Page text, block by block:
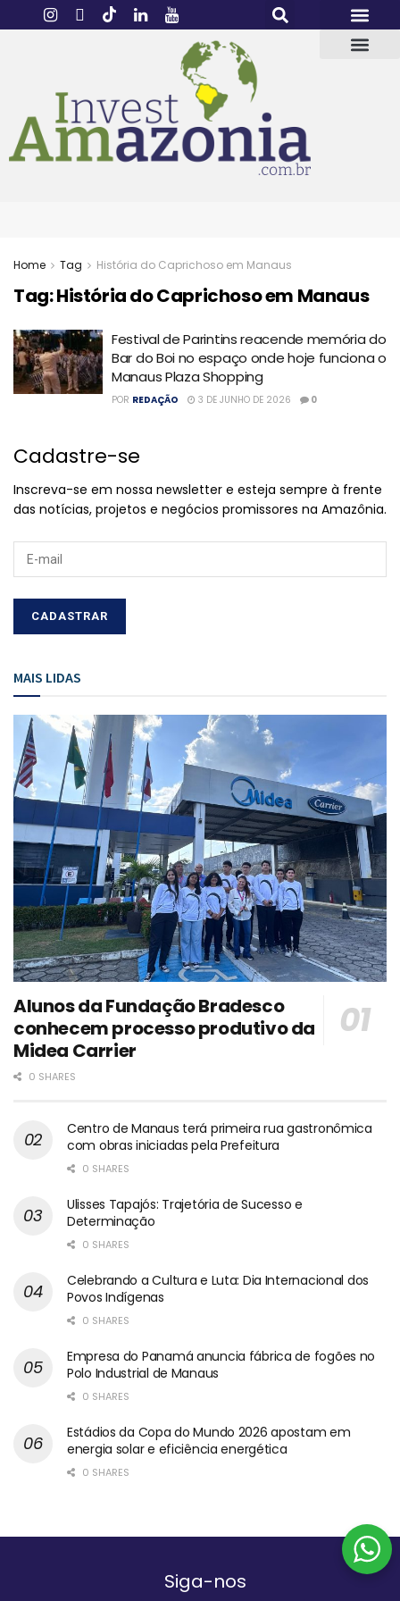
Home Tag História do Caprichoso em Manaus
Tag:História do Caprichoso em Manaus
Festival de Parintins reacende memória do
Bar do Boi no espaço onde hoje funciona o
Manaus Plaza Shopping
POR REDAÇÃO 3 DE JUNHO DE 2026 0
Cadastre-se
Inscreva-se em nossa newsletter e esteja sempre à frente
das notícias, projetos e negócios promissores na Amazônia.
MAIS LIDAS
Alunos da Fundação Bradesco
conhecem processo produtivo da
Midea Carrier
0 SHARES
Centro de Manaus terá primeira rua gastronômica
com obras iniciadas pela Prefeitura
0 SHARES
Ulisses Tapajós: Trajetória de Sucesso e
Determinação
0 SHARES
Celebrando a Cultura e Luta: Dia Internacional dos
Povos Indígenas
0 SHARES
Empresa do Panamá anuncia fábrica de fogões no
Polo Industrial de Manaus
0 SHARES
Estádios da Copa do Mundo 2026 apostam em
energia solar e eficiência energética
0 SHARES
Siga-nos